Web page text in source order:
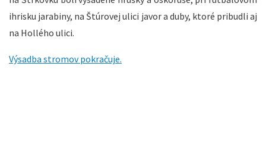
ihrisku jarabiny, na Štúrovej ulici javor a duby, ktoré pribudli aj
na Hollého ulici.
Výsadba stromov pokračuje.